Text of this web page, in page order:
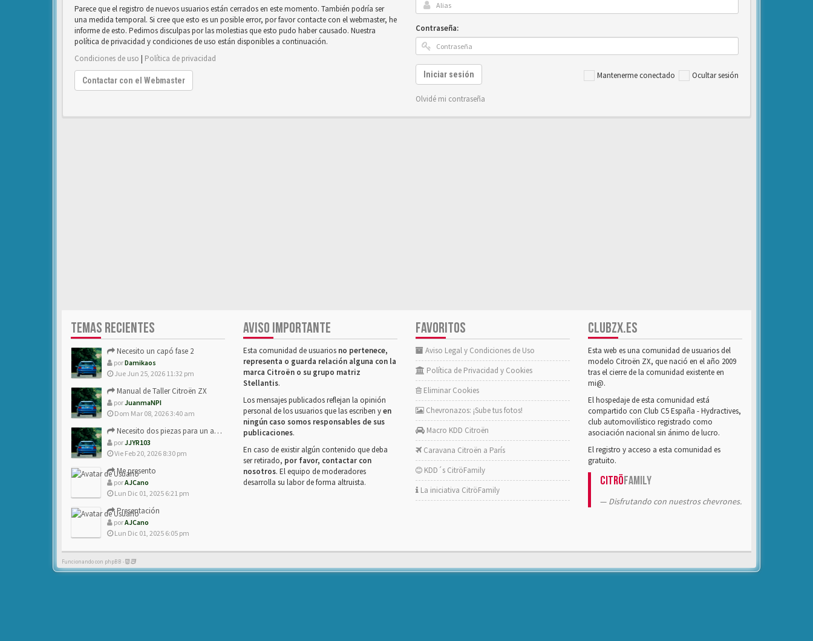
Parece que el registro de nuevos usuarios están cerrados en este momento. También podría ser
una medida temporal. Si cree que esto es un posible error, por favor contacte con el webmaster, he
informe de esto. Pedimos disculpas por las molestias que esto pudo haber causado. Nuestra
política de privacidad y condiciones de uso están disponibles a continuación.
Condiciones de uso | Política de privacidad
Contactar con el Webmaster
Contraseña:
Mantenerme conectado Ocultar sesión
Iniciar sesión
Olvidé mi contraseña
TEMAS RECIENTES
Necesito un capó fase 2
porDamikaos
Jue Jun 25, 2026 11:32 pm
Manual de Taller Citroën ZX
porJuanmaNPI
Dom Mar 08, 2026 3:40 am
Necesito dos piezas para un amigo con ZX.
porJJYR103
Vie Feb 20, 2026 8:30 pm
Me presento
porAJCano
Lun Dic 01, 2025 6:21 pm
Presentación
porAJCano
Lun Dic 01, 2025 6:05 pm
AVISO IMPORTANTE
Esta comunidad de usuarios no pertenece,
representa o guarda relación alguna con la
marca Citroën o su grupo matriz
Stellantis.
Los mensajes publicados reflejan la opinión
personal de los usuarios que las escriben yen
ningún caso somos responsables de sus
publicaciones.
En caso de existir algún contenido que deba
ser retirado, por favor, contactar con
nosotros. El equipo de moderadores
desarrolla su labor de forma altruista.
FAVORITOS
Aviso Legal y Condiciones de Uso
Política de Privacidad y Cookies
Eliminar Cookies
Chevronazos: ¡Sube tus fotos!
Macro KDD Citroën
Caravana Citroën a París
KDD´s CitröFamily
La iniciativa CitröFamily
CLUBZX.ES
Esta web es una comunidad de usuarios del
modelo Citroën ZX, que nació en el año 2009
tras el cierre de la comunidad existente en
mi@.
El hospedaje de esta comunidad está
compartido con Club C5 España - Hydractives,
club automovilístico registrado como
asociación nacional sin ánimo de lucro.
El registro y acceso a esta comunidad es
gratuito.
CitröFamily
Disfrutando con nuestros chevrones.
Funcionando con phpBB -